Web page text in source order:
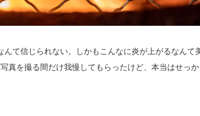
て信じられない。しかもこんなに炎が上がるなんて
真を撮る間だけ我慢してもらったけど、本当はせっ